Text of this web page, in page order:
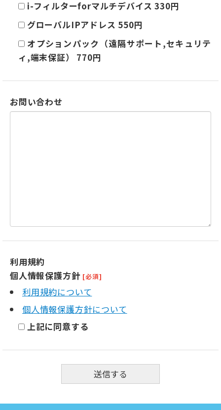
i-フィルターforマルチデバイス 330円
グローバルIPアドレス 550円
オプションパック（遠隔サポート,セキュリテ
ィ,端末保証） 770円
お問い合わせ
利用規約
個人情報保護方針 [必須]
利用規約について
個人情報保護方針について
上記に同意する